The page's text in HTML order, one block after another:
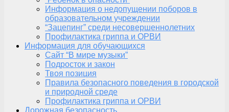
Информация о недопущении поборов в
образовательном учреждении
“Зацепинг” среди несовершеннолетних
Профилактика гриппа и ОРВИ
Информация для обучающихся
Сайт “В мире музыки”
Подросток и закон
Твоя позиция
Правила безопасного поведения в городской
и природной среде
Профилактика гриппа и ОРВИ
Дорожная безопасность